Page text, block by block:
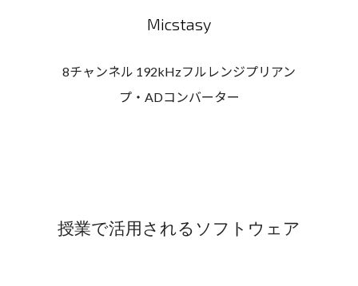
Micstasy
8チャンネル 192kHzフルレンジプリアン
プ・ADコンバーター
授業で活用されるソフトウェア